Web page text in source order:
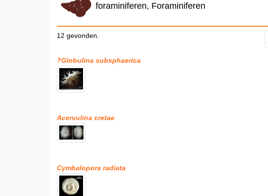
foraminiferen, Foraminiferen
12 gevonden.
?Globulina subsphaerica
Acervulina cretae
Cymbalopora radiata